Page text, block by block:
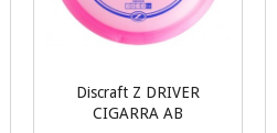
Discraft Z DRIVER
CIGARRA AB